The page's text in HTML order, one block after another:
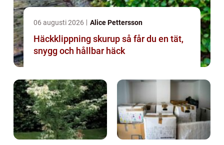
06 augusti 2026 Alice Pettersson
Häckklippning skurup så får du en tät,
snygg och hållbar häck